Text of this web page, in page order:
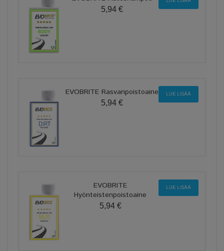
5,94 €
EVOBRITE Rasvanpoistoaine
5,94 €
LUE LISÄÄ
EVOBRITE
Hyönteistenpoistoaine
5,94 €
LUE LISÄÄ